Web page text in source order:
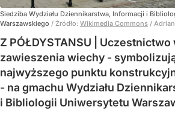
Siedziba Wydziału Dziennikarstwa, Informacji i
Warszawskiego / Źródło: Wikimedia Commons /
Z PÓŁDYSTANSU |
zawieszenia wiechy -
najwyższego punktu
- na gmachu Wydziału
i Bibliologii Uniwersytetu